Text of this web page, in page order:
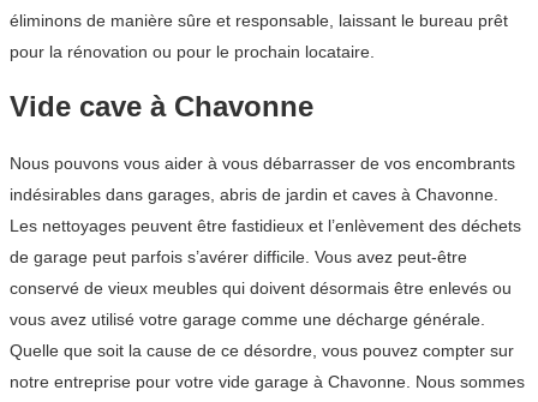
éliminons de manière sûre et responsable, laissant le bureau prêt
pour la rénovation ou pour le prochain locataire.
Vide cave à Chavonne
Nous pouvons vous aider à vous débarrasser de vos encombrants
indésirables dans garages, abris de jardin et caves à Chavonne.
Les nettoyages peuvent être fastidieux et l’enlèvement des déchets
de garage peut parfois s’avérer difficile. Vous avez peut-être
conservé de vieux meubles qui doivent désormais être enlevés ou
vous avez utilisé votre garage comme une décharge générale.
Quelle que soit la cause de ce désordre, vous pouvez compter sur
notre entreprise pour votre vide garage à Chavonne. Nous sommes